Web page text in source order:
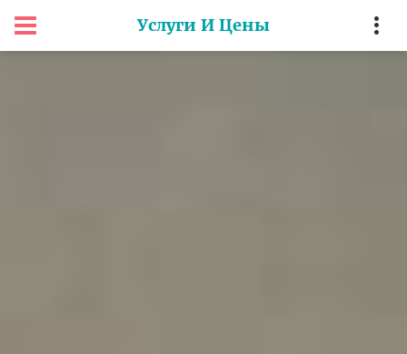
Услуги И Цены